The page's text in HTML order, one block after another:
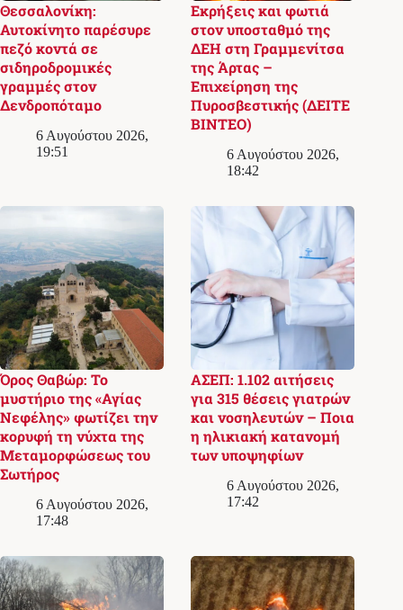
Θεσσαλονίκη:
Αυτοκίνητο παρέσυρε
πεζό κοντά σε
σιδηροδρομικές
γραμμές στον
Δενδροπόταμο
6 Αυγούστου 2026,
19:51
Εκρήξεις και φωτιά
στον υποσταθμό της
ΔΕΗ στη Γραμμενίτσα
της Άρτας –
Επιχείρηση της
Πυροσβεστικής (ΔΕΙΤΕ
ΒΙΝΤΕΟ)
6 Αυγούστου 2026,
18:42
Όρος Θαβώρ: Το
μυστήριο της «Αγίας
Νεφέλης» φωτίζει την
κορυφή τη νύχτα της
Μεταμορφώσεως του
Σωτήρος
6 Αυγούστου 2026,
17:48
ΑΣΕΠ: 1.102 αιτήσεις
για 315 θέσεις γιατρών
και νοσηλευτών – Ποια
η ηλικιακή κατανομή
των υποψηφίων
6 Αυγούστου 2026,
17:42